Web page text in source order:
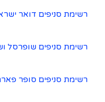
רשימת סניפים דואר
רשימת סניפים שופרסל
רשימת סניפים סופר